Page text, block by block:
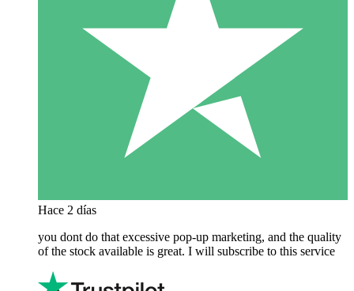
Hace 2 días
you dont do that excessive pop-up marketing, and the quality
of the stock available is great. I will subscribe to this service